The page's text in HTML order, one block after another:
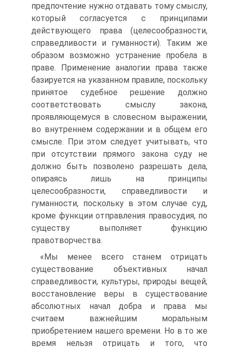
предпочтение нужно отдавать тому смыслу,
который согласуется с принципами
действующего права (целесообразности,
справедливости и гуманности). Таким же
образом возможно устранение пробела в
праве. Применение аналогии права также
базируется на указанном правиле, поскольку
принятое судебное решение должно
соответствовать смыслу закона,
проявляющемуся в словесном выражении,
во внутреннем содержании и в общем его
смысле. При этом следует учитывать, что
при отсутствии прямого закона суду не
должно быть позволено разрешать дела,
опираясь лишь на принципы
целесообразности, справедливости и
гуманности, поскольку в этом случае суд,
кроме функции отправления правосудия, по
существу выполняет функцию
правотворчества.
«Мы менее всего станем отрицать
существование объективных начал
справедливости, культуры, природы вещей;
восстановление веры в существование
абсолютных начал добра и права мы
считаем важнейшим моральным
приобретением нашего времени. Но в то же
время нельзя отрицать и того, что